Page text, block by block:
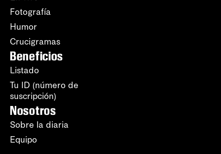
Fotografía
Humor
Crucigramas
Beneficios
Listado
Tu ID (número de
suscripción)
Nosotros
Sobre la diaria
Equipo